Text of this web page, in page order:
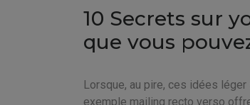
10 Secrets sur
que vous
Lorsque, au pire, ces idées léger
exemple mailing recto verso